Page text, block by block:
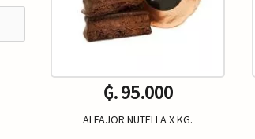
₲. 95.000
ALFAJOR NUTELLA X KG.